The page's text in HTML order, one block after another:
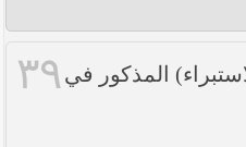
٣٩ المذكور في